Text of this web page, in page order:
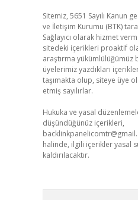
Sitemiz, 5651 Sayılı Kanun
ve İletişim Kurumu (BTK)
Sağlayıcı olarak hizmet
sitedeki içerikleri proaktif
araştırma yükümlülüğümüz
üyelerimiz yazdıkları
taşımakta olup, siteye üye
etmiş sayılırlar.
Hukuka ve yasal
düşündüğünüz içerikleri,
halinde, ilgili içerikler yasal
kaldırılacaktır.